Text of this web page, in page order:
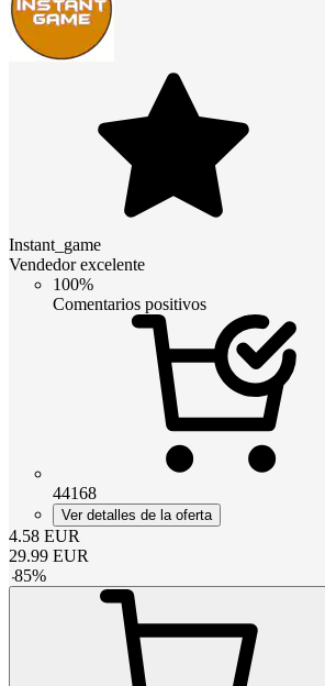
Instant_game
Vendedor excelente
100%
Comentarios positivos
44168
Ver detalles de la oferta
4.58 EUR
29.99 EUR
-85%